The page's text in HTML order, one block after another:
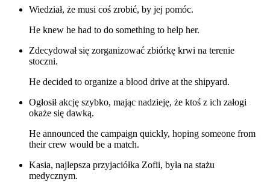
Wiedział, że musi coś zrobić, by jej pomóc.
He knew he had to do something to help her.
Zdecydował się zorganizować zbiórkę krwi na terenie
stoczni.
He decided to organize a blood drive at the shipyard.
Ogłosił akcję szybko, mając nadzieję, że ktoś z ich załogi
okaże się dawką.
He announced the campaign quickly, hoping someone from
their crew would be a match.
Kasia, najlepsza przyjaciółka Zofii, była na stażu
medycznym.